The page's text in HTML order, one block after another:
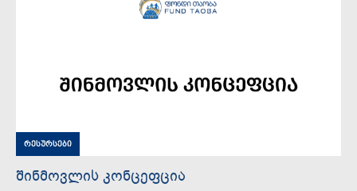
რესურსები
შინმოვლის კონცეფცია